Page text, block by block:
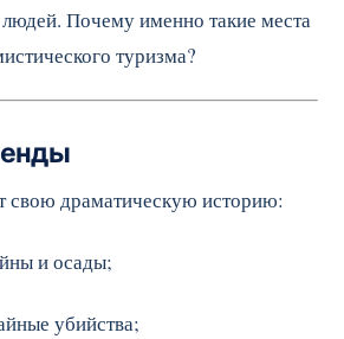
Почему именно такие места
туризма?
свою драматическую историю:
и осады;
убийства;